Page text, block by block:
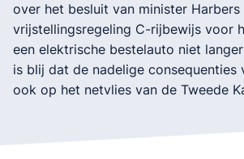
over het besluit van minister
vrijstellingsregeling C-rijbewijs voor
een elektrische bestelauto niet
is blij dat de nadelige consequenties
ook op het netvlies van de Tweede